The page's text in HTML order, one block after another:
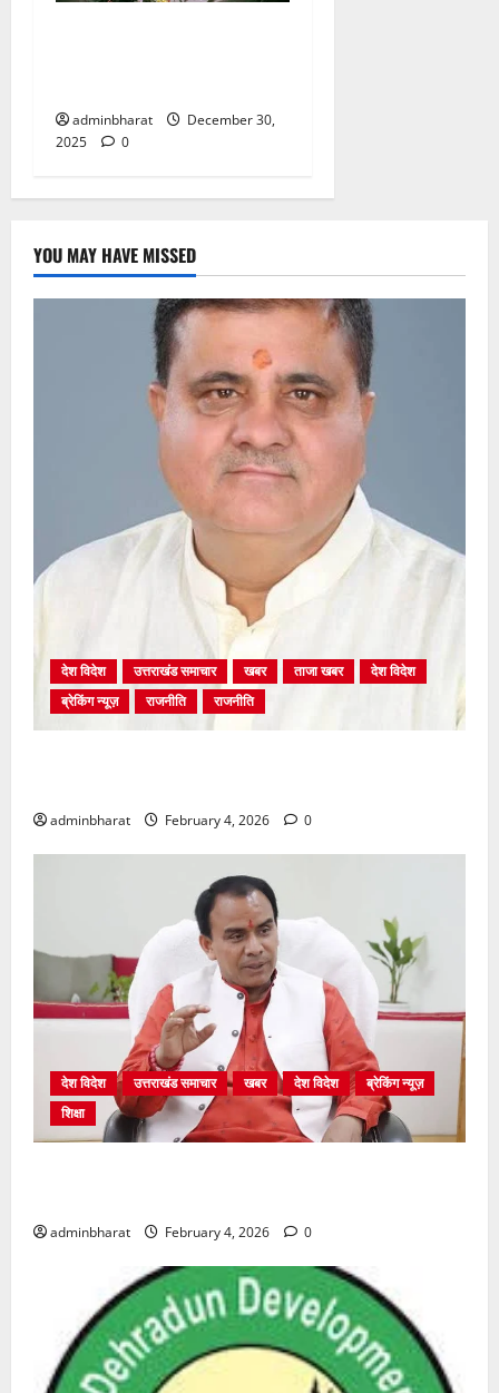
adminbharat
December 30,
2025
0
YOU MAY HAVE MISSED
देश विदेश उत्तराखंड समाचार खबर ताजा खबर
देश विदेश
ब्रेकिंग न्यूज़
राजनीति राजनीति
adminbharat February 4, 2026 0
देश विदेश उत्तराखंड समाचार खबर देश विदेश
ब्रेकिंग न्यूज़
शिक्षा
adminbharat February 4, 2026 0